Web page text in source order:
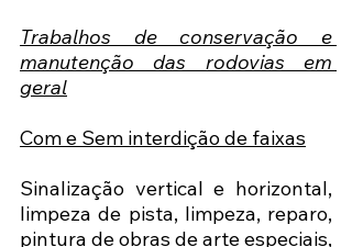
Trabalhos de conservação e
manutenção das rodovias em
geral
Com e Sem interdição de faixas
Sinalização vertical e horizontal,
limpeza de pista, limpeza, reparo,
pintura de obras de arte especiais,